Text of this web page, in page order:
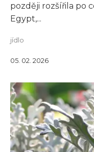
později rozšířila po
Egypt,...
jídlo
05. 02. 2026